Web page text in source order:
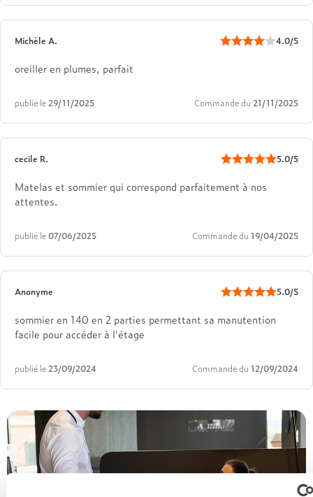
Michèle A. 4.0/5
oreiller en plumes, parfait
publié le29/11/2025 Commande du 21/11/2025
cecile R. 5.0/5
Matelas et sommier qui correspond parfaitement à nos
attentes.
publié le07/06/2025 Commande du 19/04/2025
Anonyme 5.0/5
sommier en 140 en 2 parties permettant sa manutention
facile pour accéder à l'étage
publié le23/09/2024 Commande du 12/09/2024